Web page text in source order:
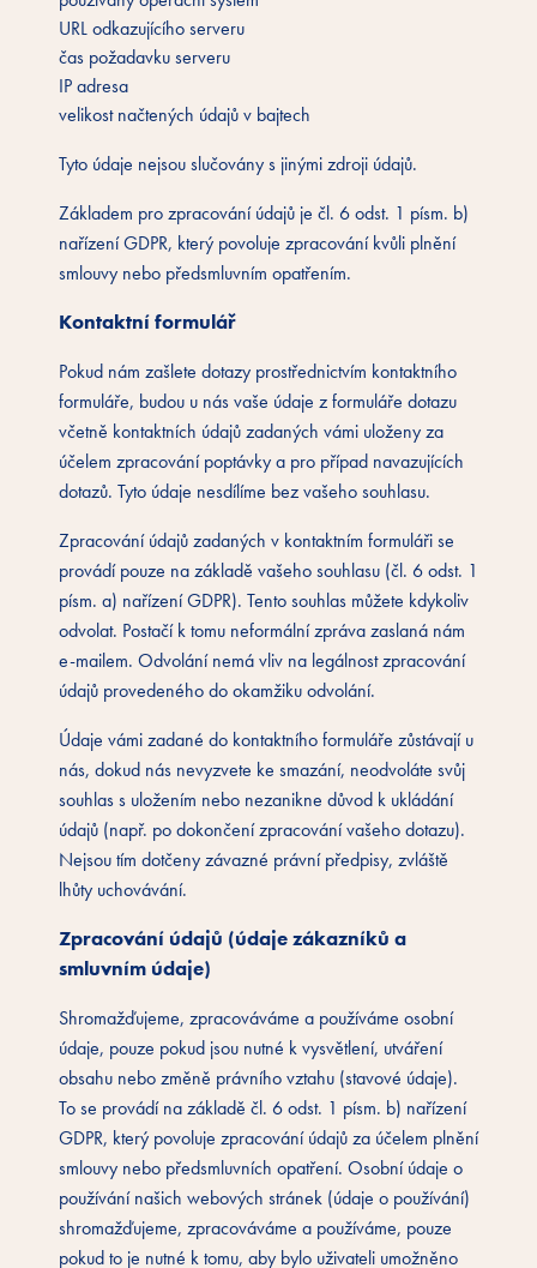
URL odkazujícího serveru
čas požadavku serveru
IP adresa
velikost načtených údajů v bajtech
Tyto údaje nejsou slučovány s jinými zdroji údajů.
Základem pro zpracování údajů je čl. 6 odst. 1 písm. b)
nařízení GDPR, který povoluje zpracování kvůli plnění
smlouvy nebo předsmluvním opatřením.
Kontaktní formulář
Pokud nám zašlete dotazy prostřednictvím kontaktního
formuláře, budou u nás vaše údaje z formuláře dotazu
včetně kontaktních údajů zadaných vámi uloženy za
účelem zpracování poptávky a pro případ navazujících
dotazů. Tyto údaje nesdílíme bez vašeho souhlasu.
Zpracování údajů zadaných v kontaktním formuláři se
provádí pouze na základě vašeho souhlasu (čl. 6 odst. 1
písm. a) nařízení GDPR). Tento souhlas můžete kdykoliv
odvolat. Postačí k tomu neformální zpráva zaslaná nám
e-mailem. Odvolání nemá vliv na legálnost zpracování
údajů provedeného do okamžiku odvolání.
Údaje vámi zadané do kontaktního formuláře zůstávají u
nás, dokud nás nevyzvete ke smazání, neodvoláte svůj
souhlas s uložením nebo nezanikne důvod k ukládání
údajů (např. po dokončení zpracování vašeho dotazu).
Nejsou tím dotčeny závazné právní předpisy, zvláště
lhůty uchovávání.
Zpracování údajů (údaje zákazníků a
smluvním údaje)
Shromažďujeme, zpracováváme a používáme osobní
údaje, pouze pokud jsou nutné k vysvětlení, utváření
obsahu nebo změně právního vztahu (stavové údaje).
To se provádí na základě čl. 6 odst. 1 písm. b) nařízení
GDPR, který povoluje zpracování údajů za účelem plnění
smlouvy nebo předsmluvních opatření. Osobní údaje o
používání našich webových stránek (údaje o používání)
shromažďujeme, zpracováváme a používáme, pouze
pokud to je nutné k tomu, aby bylo uživateli umožněno